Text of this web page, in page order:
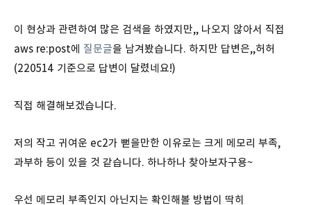
이 현상과 관련하여 많은 검색을 하였지만,, 나오지 않아서 직접
aws re:post에 질문글을 남겨봤습니다. 하지만 답변은,,허허
(220514 기준으로 답변이 달렸네요!)
직접 해결해보겠습니다.
저의 작고 귀여운 ec2가 뻗을만한 이유로는 크게 메모리 부족,
과부하 등이 있을 것 같습니다. 하나하나 찾아보자구용~
우선 메모리 부족인지 아닌지는 확인해볼 방법이 딱히